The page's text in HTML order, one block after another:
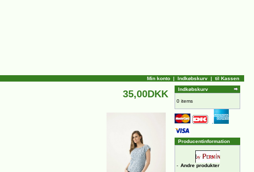
Min konto | Indkøbskurv | til Kassen
35,00DKK Indkøbskurv
0 items
Producentinformation
- Andre produkter